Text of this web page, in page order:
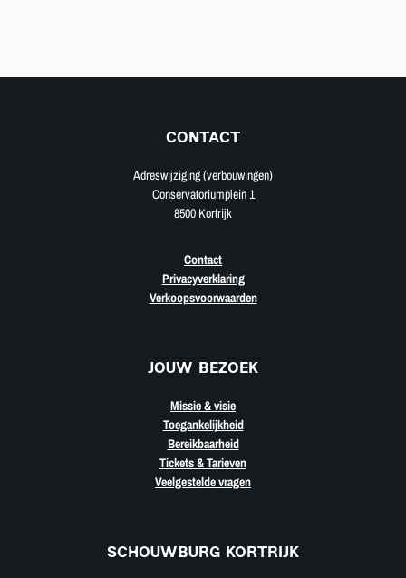
CONTACT
Adreswijziging (verbouwingen)
Conservatoriumplein 1
8500 Kortrijk
Contact
Privacyverklaring
Verkoopsvoorwaarden
JOUW BEZOEK
Missie & visie
Toegankelijkheid
Bereikbaarheid
Tickets & Tarieven
Veelgestelde vragen
SCHOUWBURG KORTRIJK